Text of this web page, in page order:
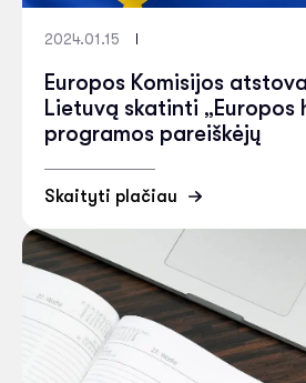
2024.01.15
Europos Komisijos
Lietuvą skatinti „Europos
programos pareiškėjų
Skaityti plačiau